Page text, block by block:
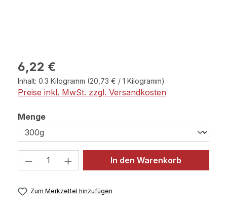
Regulärer Preis:
6,22 €
Inhalt: 0.3 Kilogramm (20,73 € / 1 Kilogramm)
Preise inkl. MwSt. zzgl. Versandkosten
Mengeauswählen
Produkt Anzahl: Gib den
In den Warenkorb
Zum Merkzettel hinzufügen